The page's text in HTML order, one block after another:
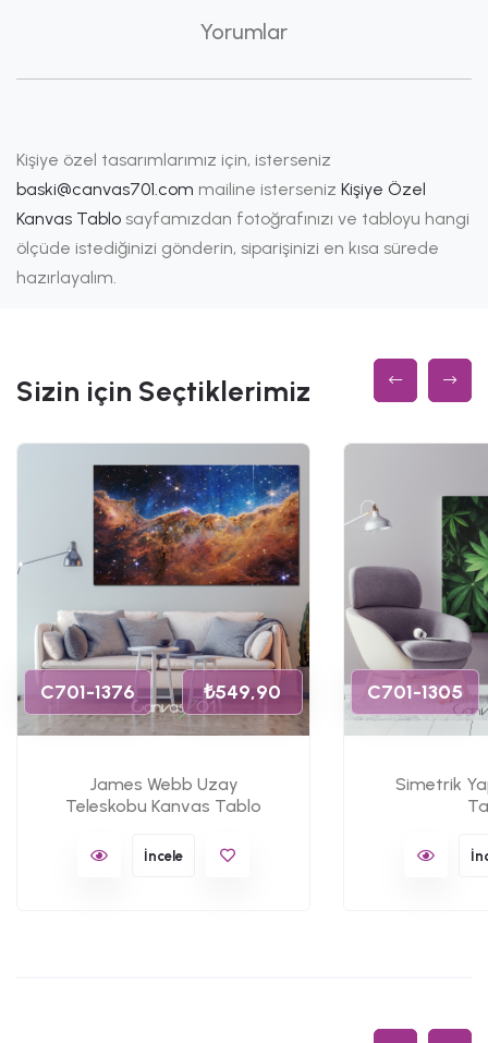
Yorumlar
Kişiye özel tasarımlarımız için, isterseniz
baski@canvas701.com mailine isterseniz Kişiye Özel
Kanvas Tablo sayfamızdan fotoğrafınızı ve tabloyu hangi
ölçüde istediğinizi gönderin, siparişinizi en kısa sürede
hazırlayalım.
Sizin için Seçtiklerimiz
C701-1376 ₺549,90
James Webb Uzay
Teleskobu Kanvas Tablo
İncele
C701-1305
Simetrik